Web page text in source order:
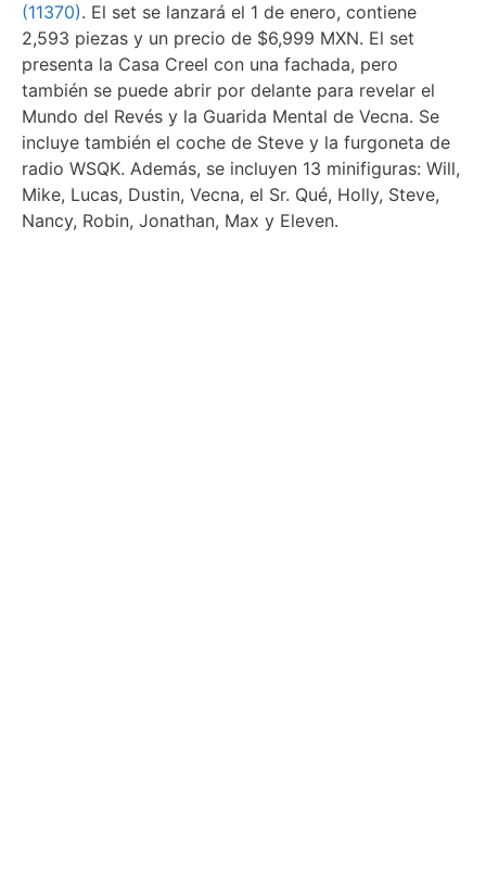
(11370). El set se lanzará el 1 de enero, contiene
2,593 piezas y un precio de $6,999 MXN. El set
presenta la Casa Creel con una fachada, pero
también se puede abrir por delante para revelar el
Mundo del Revés y la Guarida Mental de Vecna. Se
incluye también el coche de Steve y la furgoneta de
radio WSQK. Además, se incluyen 13 minifiguras: Will,
Mike, Lucas, Dustin, Vecna, el Sr. Qué, Holly, Steve,
Nancy, Robin, Jonathan, Max y Eleven.